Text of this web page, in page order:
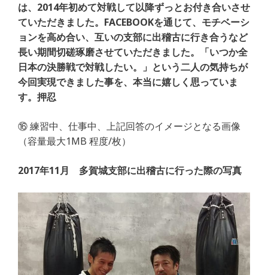
は、2014年初めて対戦して以降ずっとお付き合いさせ
ていただきました。FACEBOOKを通じて、モチベーシ
ョンを高め合い、互いの支部に出稽古に行き合うなど
長い期間切磋琢磨させていただきました。「いつか全
日本の決勝戦で対戦したい。」という二人の気持ちが
今回実現できました事を、本当に嬉しく思っていま
す。押忍
⑯ 練習中、仕事中、上記回答のイメージとなる画像
（容量最大1MB 程度/枚）
2017年11月 多賀城支部に出稽古に行った際の写真